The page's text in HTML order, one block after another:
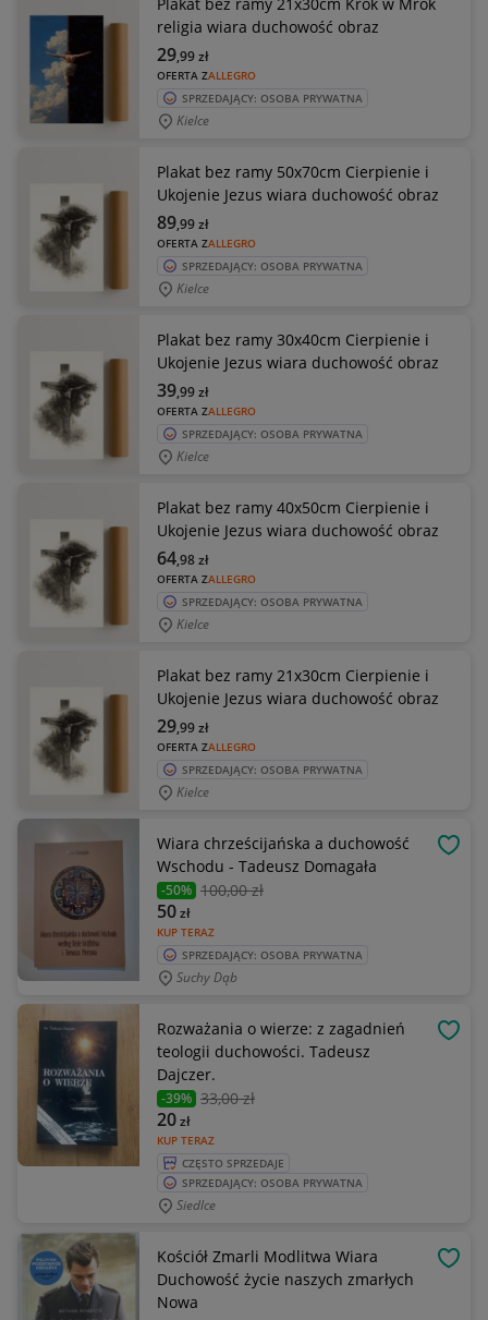
religia wiara duchowość obraz
OFERTA ZALLEGRO
29,99zł
SPRZEDAJĄCY: OSOBA PRYWATNA
Kielce
Plakat bez ramy 50x70cm Cierpienie i
Ukojenie Jezus wiara duchowość obraz
OFERTA ZALLEGRO
89,99zł
SPRZEDAJĄCY: OSOBA PRYWATNA
Kielce
Plakat bez ramy 30x40cm Cierpienie i
Ukojenie Jezus wiara duchowość obraz
OFERTA ZALLEGRO
39,99zł
SPRZEDAJĄCY: OSOBA PRYWATNA
Kielce
Plakat bez ramy 40x50cm Cierpienie i
Ukojenie Jezus wiara duchowość obraz
OFERTA ZALLEGRO
64,98zł
SPRZEDAJĄCY: OSOBA PRYWATNA
Kielce
Plakat bez ramy 21x30cm Cierpienie i
Ukojenie Jezus wiara duchowość obraz
OFERTA ZALLEGRO
29,99zł
SPRZEDAJĄCY: OSOBA PRYWATNA
Kielce
Wiara chrześcijańska a duchowość
Wschodu - Tadeusz Domagała
-50% 100,00 zł
KUP TERAZ
50zł
SPRZEDAJĄCY: OSOBA PRYWATNA
Suchy Dąb
Rozważania o wierze: z zagadnień
teologii duchowości. Tadeusz
Dajczer.
-39% 33,00 zł
KUP TERAZ
20zł
CZĘSTO SPRZEDAJE
SPRZEDAJĄCY: OSOBA PRYWATNA
Siedlce
Kościół Zmarli Modlitwa Wiara
Duchowość życie naszych zmarłych
Nowa